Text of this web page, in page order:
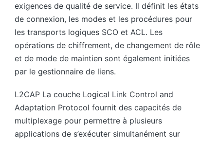
exigences de qualité de service. Il définit les états
de connexion, les modes et les procédures pour
les transports logiques SCO et ACL. Les
opérations de chiffrement, de changement de rôle
et de mode de maintien sont également initiées
par le gestionnaire de liens.
L2CAP La couche Logical Link Control and
Adaptation Protocol fournit des capacités de
multiplexage pour permettre à plusieurs
applications de s’exécuter simultanément sur